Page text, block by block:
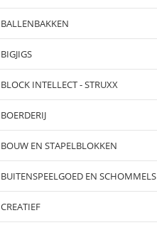
BALLENBAKKEN
BIGJIGS
BLOCK INTELLECT - STRUXX
BOERDERIJ
BOUW EN STAPELBLOKKEN
BUITENSPEELGOED EN SCHOMMELS
CREATIEF